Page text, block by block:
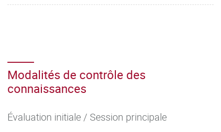
Modalités de contrôle des
connaissances
Évaluation initiale / Session principale